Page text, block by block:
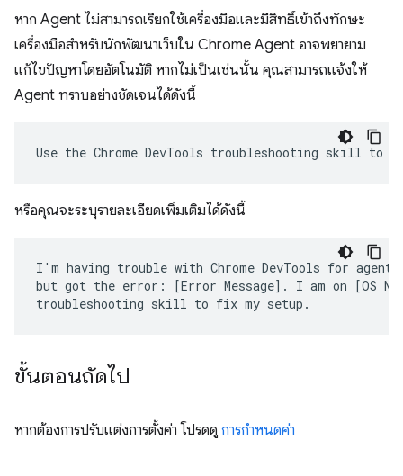
หาก Agent ไม่สามารถเรียกใช้เครื่องมือและมีสิทธิ์เข้าถึงทักษะ
เครื่องมือสำหรับนักพัฒนาเว็บใน Chrome Agent อาจพยายาม
แก้ไขปัญหาโดยอัตโนมัติ หากไม่เป็นเช่นนั้น คุณสามารถแจ้งให้
Agent ทราบอย่างชัดเจนได้ดังนี้
หรือคุณจะระบุรายละเอียดเพิ่มเติมได้ดังนี้
I'm having trouble with Chrome DevTools for
but got the error: [Error Message]. I am on [OS
ขั้นตอนถัดไป
หากต้องการปรับแต่งการตั้งค่า โปรดดู การกำหนดค่า